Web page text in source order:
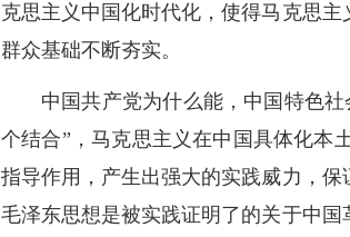
克思主义中国化时代化，使得马克思
群众基础不断夯实。
中国共产党为什么能，中国特色
个结合”，马克思主义在中国具体化本
指导作用，产生出强大的实践威力，
毛泽东思想是被实践证明了的关于中